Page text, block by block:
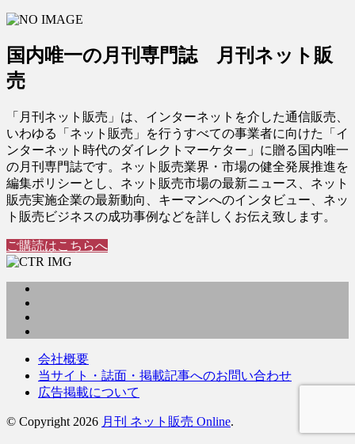
国内唯一の月刊専門誌 月刊ネット販
売
「月刊ネット販売」は、インターネットを介した通信販売、
いわゆる「ネット販売」を行うすべての事業者に向けた「イ
ンターネット時代のダイレクトマーケター」に贈る国内唯一
の月刊専門誌です。ネット販売業界・市場の健全発展推進を
編集ポリシーとし、ネット販売市場の最新ニュース、ネット
販売実施企業の最新動向、キーマンへのインタビュー、ネッ
ト販売ビジネスの成功事例などを詳しくお伝え致します。
ご購読はこちらへ
会社概要
当サイト・誌面・掲載記事へのお問い合わせ
広告掲載について
© Copyright 2026 月刊 ネット販売 Online.